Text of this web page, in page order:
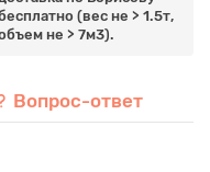
(вес не > 1.5т,
не > 7м3).
Вопрос-ответ